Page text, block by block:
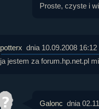
Proste, czyste i
potterx dnia 10.09.2008 16:12
ja jestem za forum.hp.net.pl
Galonc dnia